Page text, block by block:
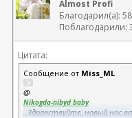
Almost Profi
Благодарил(а):
Поблагодарили:
Цитата:
Сообщение от Miss_ML
@
Nikogda-nibyd baby
, Здравствуйте, новый нос